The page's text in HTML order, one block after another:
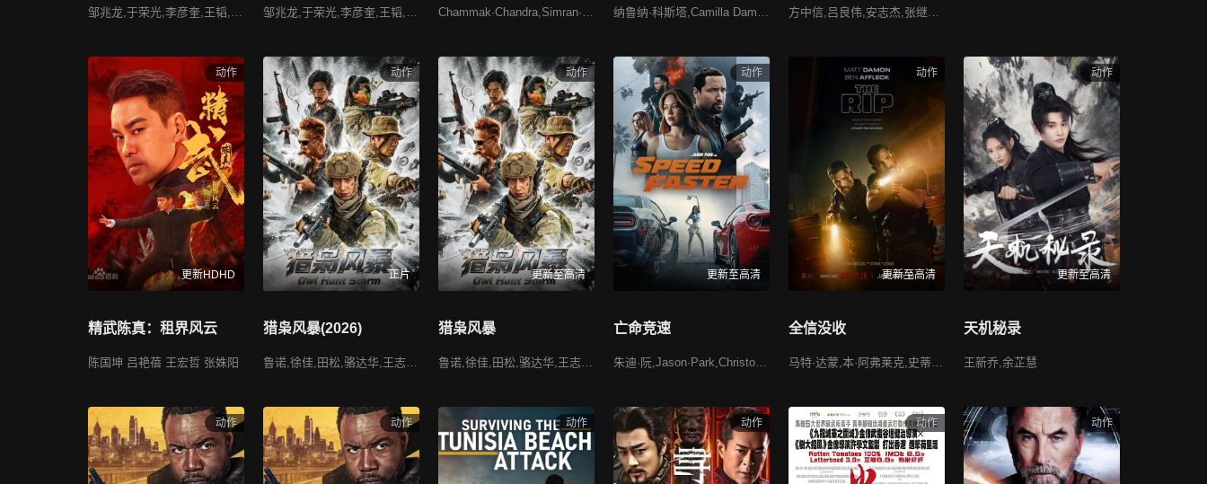
邹兆龙,于荣光,李彦奎,王韬,文东俊,张沙沙,王铂清 邹兆龙,于荣光,李彦奎,王韬,文东俊,张沙沙,王铂清 Chammak·Chandra,Simran·Choudhary,Nandu·Vijay·Krishna 纳鲁纳·科斯塔,Camilla Damião,大卫·桑托斯,艾尔兹奥·维埃拉,Enio Cavalcante,艾米拉·盖德斯,Lee Taylor,马西莉亚·卡尔塔舒,塞乌·乔奇,史蒂法尼·莫塔,Samurai Cria 方中信,吕良伟,安志杰,张继聪,陈家乐,钱嘉乐,陈国邦,张文杰,马思惠,沈震轩
动作
更新HDHD
精武陈真：租界风云
陈国坤 吕艳蓓 王宏哲 张姝阳
动作
正片
猎枭风暴(2026)
鲁诺,徐佳,田松,骆达华,王志刚,石兆琪,吕星辰,阚宇,张莎莎,李艺东,陈画风,袁苑,安琥,庄小龙
动作
更新至高清
猎枭风暴
鲁诺,徐佳,田松,骆达华,王志刚,石兆琪,吕星辰,阚宇,张莎莎,李艺东,陈画风,袁苑,安琥,庄小龙
动作
更新至高清
亡命竞速
朱迪·阮,Jason·Park,Christopher·Deon,Luka·Dingess,Brandon·Dunlap,Nadia·Adelay,Oscar·Rockwell
动作
更新至高清
全信没收
马特·达蒙,本·阿弗莱克,史蒂文·元,缇雅娜·泰勒,萨莎·卡莱,卡塔琳娜·桑地诺·莫雷诺,斯科特·阿金斯,凯尔·钱德勒,内斯特·卡博内尔,琳娜·埃斯科,辻大介,何塞·巴勃罗·坎蒂略,伊万·阿马罗·布隆,艾莉·莫雷诺,肖恩·迈克尔,克里斯·西尔维斯特里,凯瑟琳·德明,戴夫·费里尔,奇里尔·保兰
动作
更新至高清
天机秘录
王新乔,余芷慧
动作 动作 动作 动作 动作 动作